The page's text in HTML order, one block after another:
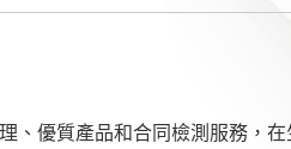
、優質產品和合同檢測服務，